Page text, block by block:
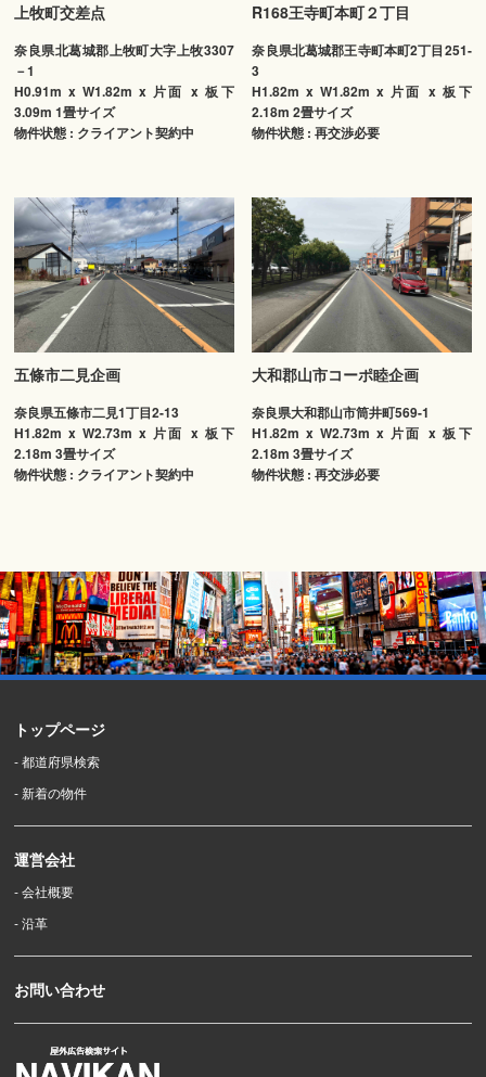
上牧町交差点
奈良県北葛城郡上牧町大字上牧3307
－1
H0.91m x W1.82m x 片面 x 板下
3.09m 1畳サイズ
物件状態 : クライアント契約中
R168王寺町本町２丁目
奈良県北葛城郡王寺町本町2丁目251-
3
H1.82m x W1.82m x 片面 x 板下
2.18m 2畳サイズ
物件状態 : 再交渉必要
五條市二見企画
奈良県五條市二見1丁目2-13
H1.82m x W2.73m x 片面 x 板下
2.18m 3畳サイズ
物件状態 : クライアント契約中
大和郡山市コーポ睦企画
奈良県大和郡山市筒井町569-1
H1.82m x W2.73m x 片面 x 板下
2.18m 3畳サイズ
物件状態 : 再交渉必要
トップページ
- 都道府県検索
- 新着の物件
運営会社
- 会社概要
- 沿革
お問い合わせ